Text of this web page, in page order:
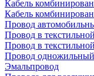
Кабель
Кабель
Провод
Провод в
Провод в
Провод
Эмальпровод